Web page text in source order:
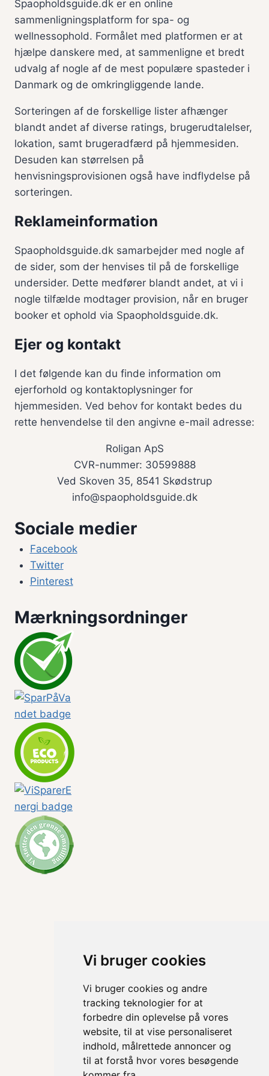
Vi bruger cookies
Vi bruger cookies og andre
tracking teknologier for at
forbedre din oplevelse på vores
website, til at vise personaliseret
indhold, målrettede annoncer og
til at forstå hvor vores besøgende
Spaopholdsguide.dk er en online
sammenligningsplatform for spa- og
wellnessophold. Formålet med platformen er at
hjælpe danskere med, at sammenligne et bredt
udvalg af nogle af de mest populære spasteder i
Danmark og de omkringliggende lande.
Sorteringen af de forskellige lister afhænger
blandt andet af diverse ratings, brugerudtalelser,
lokation, samt brugeradfærd på hjemmesiden.
Desuden kan størrelsen på
henvisningsprovisionen også have indflydelse på
sorteringen.
Reklameinformation
Spaopholdsguide.dk samarbejder med nogle af
de sider, som der henvises til på de forskellige
undersider. Dette medfører blandt andet, at vi i
nogle tilfælde modtager provision, når en bruger
booker et ophold via Spaopholdsguide.dk.
Ejer og kontakt
I det følgende kan du finde information om
ejerforhold og kontaktoplysninger for
hjemmesiden. Ved behov for kontakt bedes du
rette henvendelse til den angivne e-mail adresse:
Roligan ApS
CVR-nummer: 30599888
Ved Skoven 35, 8541 Skødstrup
info@spaopholdsguide.dk
Sociale medier
Facebook
Twitter
Pinterest
Mærkningsordninger